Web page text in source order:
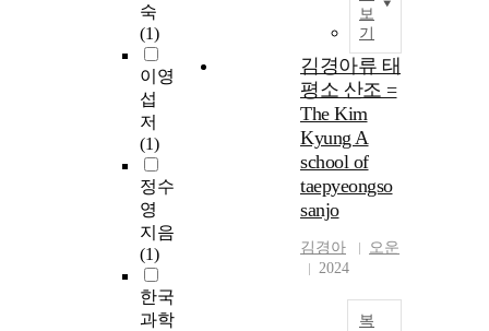
숙
(1)
이영
섭
저
(1)
정수
영
지음
(1)
한국
과학
보
기
김경아류 태
평소 산조 =
The Kim
Kyung A
school of
taepyeongso
sanjo
김경아
오운
2024
복